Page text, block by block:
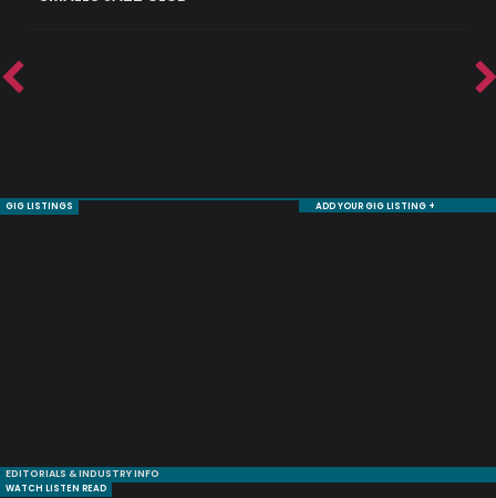
GIG LISTINGS ADD YOUR GIG LISTING +
EDITORIALS & INDUSTRY INFO
WATCH LISTEN READ